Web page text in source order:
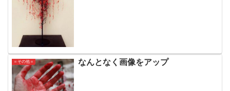
＝その他＝ なんとなく画像をアップ